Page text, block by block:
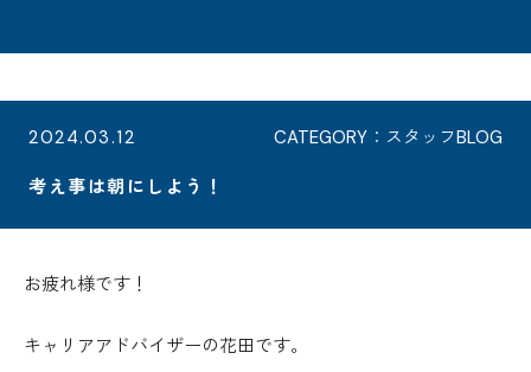
2024.03.12 CATEGORY：スタッフBLOG
考え事は朝にしよう！
お疲れ様です！
キャリアアドバイザーの花田です。